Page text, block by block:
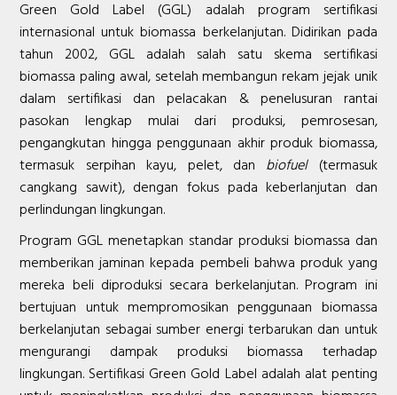
Green Gold Label (GGL) adalah program sertifikasi
internasional untuk biomassa berkelanjutan. Didirikan pada
tahun 2002, GGL adalah salah satu skema sertifikasi
biomassa paling awal, setelah membangun rekam jejak unik
dalam sertifikasi dan pelacakan & penelusuran rantai
pasokan lengkap mulai dari produksi, pemrosesan,
pengangkutan hingga penggunaan akhir produk biomassa,
termasuk serpihan kayu, pelet, dan biofuel(termasuk
cangkang sawit), dengan fokus pada keberlanjutan dan
perlindungan lingkungan.
Program GGL menetapkan standar produksi biomassa dan
memberikan jaminan kepada pembeli bahwa produk yang
mereka beli diproduksi secara berkelanjutan. Program ini
bertujuan untuk mempromosikan penggunaan biomassa
berkelanjutan sebagai sumber energi terbarukan dan untuk
mengurangi dampak produksi biomassa terhadap
lingkungan. Sertifikasi Green Gold Label adalah alat penting